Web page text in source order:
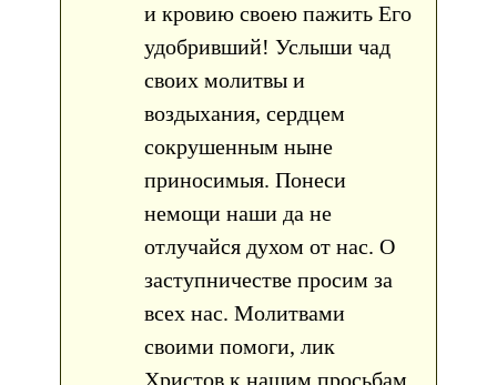
и кровию своею пажить Его
удобривший! Услыши чад
своих молитвы и
воздыхания, сердцем
сокрушенным ныне
приносимыя. Понеси
немощи наши да не
отлучайся духом от нас. О
заступничестве просим за
всех нас. Молитвами
своими помоги, лик
Христов к нашим просьбам